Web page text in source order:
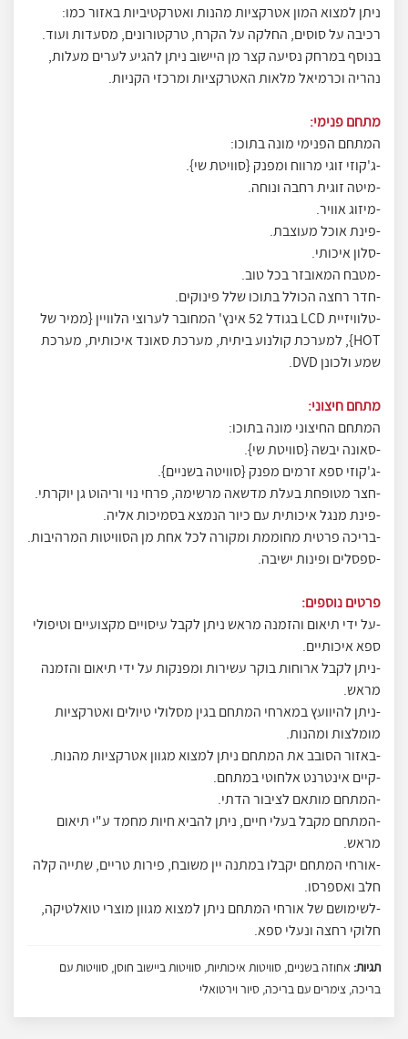
ניתן למצוא המון אטרקציות מהנות ואטרקטיביות באזור כמו:
רכיבה על סוסים, החלקה על הקרח, טרקטורונים, מסעדות ועוד.
בנוסף במרחק נסיעה קצר מן היישוב ניתן להגיע לערים מעלות,
נהריה וכרמיאל מלאות האטרקציות ומרכזי הקניות.
מתחם פנימי:
המתחם הפנימי מונה בתוכו:
-ג'קוזי זוגי מרווח ומפנק {סוויטת שי}.
-מיטה זוגית רחבה ונוחה.
-מיזוג אוויר.
-פינת אוכל מעוצבת.
-סלון איכותי.
-מטבח המאובזר בכל טוב.
-חדר רחצה הכולל בתוכו שלל פינוקים.
-טלוויזיית LCD בגודל 52 אינץ' המחובר לערוצי הלוויין {ממיר של
HOT}, למערכת קולנוע ביתית, מערכת סאונד איכותית, מערכת
שמע ולכונן DVD.
מתחם חיצוני:
המתחם החיצוני מונה בתוכו:
-סאונה יבשה {סוויטת שי}.
-ג'קוזי ספא זרמים מפנק {סוויטה בשניים}.
-חצר מטופחת בעלת מדשאה מרשימה, פרחי נוי וריהוט גן יוקרתי.
-פינת מנגל איכותית עם כיור הנמצא בסמיכות אליה.
-בריכה פרטית מחוממת ומקורה לכל אחת מן הסוויטות המרהיבות.
-ספסלים ופינות ישיבה.
פרטים נוספים:
-על ידי תיאום והזמנה מראש ניתן לקבל עיסויים מקצועיים וטיפולי
ספא איכותיים.
-ניתן לקבל ארוחות בוקר עשירות ומפנקות על ידי תיאום והזמנה
מראש.
-ניתן להיוועץ במארחי המתחם בגין מסלולי טיולים ואטרקציות
מומלצות ומהנות.
-באזור הסובב את המתחם ניתן למצוא מגוון אטרקציות מהנות.
-קיים אינטרנט אלחוטי במתחם.
-המתחם מותאם לציבור הדתי.
-המתחם מקבל בעלי חיים, ניתן להביא חיות מחמד ע"י תיאום
מראש.
-אורחי המתחם יקבלו במתנה יין משובח, פירות טריים, שתייה קלה
חלב ואספרסו.
-לשימושם של אורחי המתחם ניתן למצוא מגוון מוצרי טואלטיקה,
חלוקי רחצה ונעלי ספא.
תגיות: אחוזה בשניים, סוויטות איכותיות, סוויטות ביישוב חוסן, סוויטות עם
בריכה, צימרים עם בריכה, סיור וירטואלי